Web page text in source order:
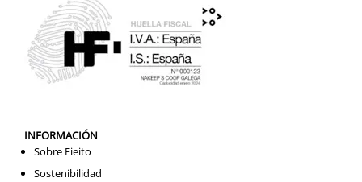
INFORMACIÓN
Sobre Fieito
Sostenibilidad